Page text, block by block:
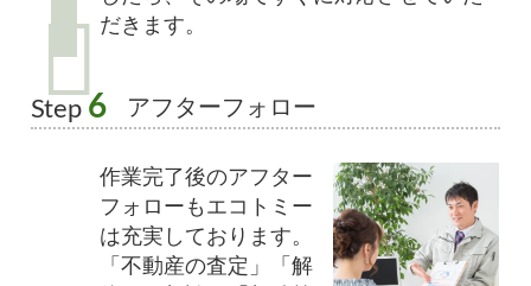
だきます。
Step 6 アフターフォロー
作業完了後のアフター
フォローもエコトミー
は充実しております。
「不動産の査定」「解